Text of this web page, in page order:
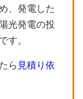
、発電した
光発電の投
す。
ら 見積り依